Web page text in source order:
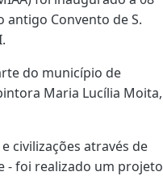
Convento de S.
do município de
Maria Lucília Moita,
civilizações através de
- foi realizado um projeto